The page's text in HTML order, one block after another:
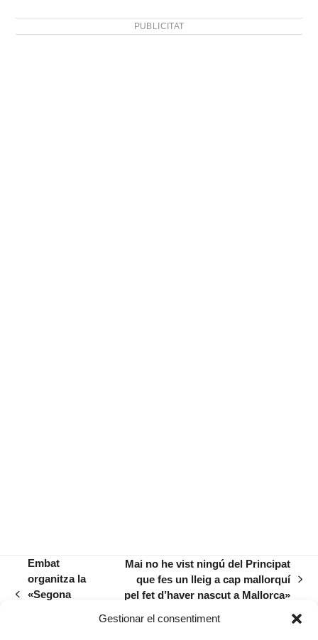
Gestionar el consentiment
PUBLICITAT
previous
Embat
organitza la
«Segona
next
post:
Mai no he vist ningú del Principat
que fes un lleig a cap mallorquí
pel fet d’haver nascut a Mallorca»